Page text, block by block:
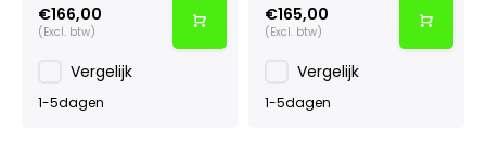
€166,00
(Excl. btw)
Vergelijk
1-5dagen
€165,00
(Excl. btw)
Vergelijk
1-5dagen